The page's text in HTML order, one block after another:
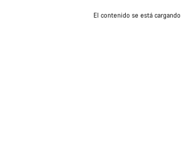
El contenido se está cargando